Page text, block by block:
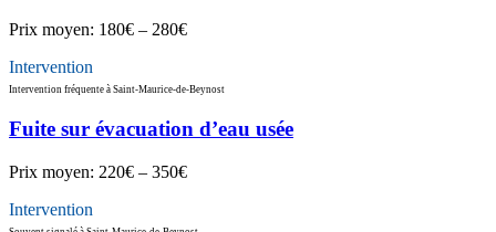
Prix moyen: 180€ – 280€
Intervention
Intervention fréquente à Saint-Maurice-de-Beynost
Fuite sur évacuation d’eau usée
Prix moyen: 220€ – 350€
Intervention